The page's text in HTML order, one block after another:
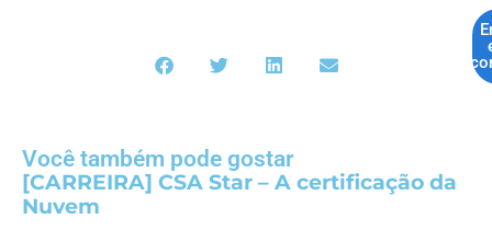
Você também pode gostar
[CARREIRA] CSA Star – A certificação da
Nuvem